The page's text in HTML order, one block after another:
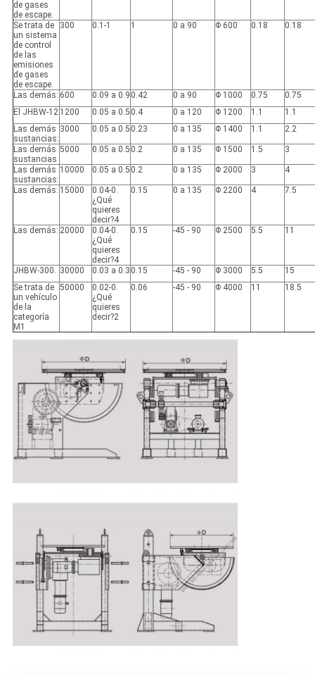
de gases
de escape.
Se trata de
un sistema
de control
de las
emisiones
de gases
de escape.
300 0.1-1 1 0 a 90 Φ 600 0.18 0.18
Las demás: 600 0.09 a 0.9 0.42 0 a 90 Φ 1000 0.75
0.75
El JHBW-12 1200 0.05 a 0.5 0.4 0 a 120 Φ 1200 1.1
1.1
Las demás
sustancias:
3000 0.05 a 0.5 0.23 0 a 135 Φ 1400 1.1 2.2
Las demás
sustancias
5000 0.05 a 0.5 0.2 0 a 135 Φ 1500 1.5 3
Las demás
sustancias:
10000 0.05 a 0.5 0.2 0 a 135 Φ 2000 3 4
Las demás: 15000
0.04-0.
¿Qué
quieres
decir?4
0.15 0 a 135 Φ 2200 4 7.5
Las demás: 20000
0.04-0.
¿Qué
quieres
decir?4
0.15 -45 - 90 Φ 2500 5.5 11
JHBW-300. 30000 0.03 a 0.3 0.15 -45 - 90 Φ 3000 5.5
15
Se trata de
un vehículo
de la
categoría
M1
50000
0.02-0.
¿Qué
quieres
decir?2
0.06 -45 - 90 Φ 4000 11 18.5